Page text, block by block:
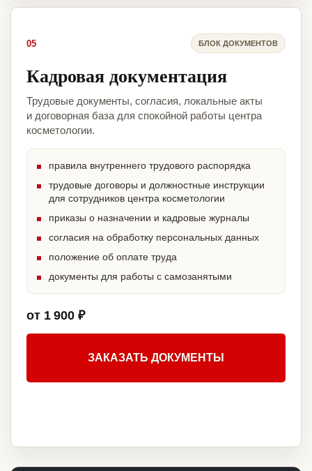
05 БЛОК ДОКУМЕНТОВ
Кадровая документация
Трудовые документы, согласия, локальные акты
и договорная база для спокойной работы центра
косметологии.
правила внутреннего трудового распорядка
трудовые договоры и должностные инструкции
для сотрудников центра косметологии
приказы о назначении и кадровые журналы
согласия на обработку персональных данных
положение об оплате труда
документы для работы с самозанятыми
от 1 900 ₽
ЗАКАЗАТЬ ДОКУМЕНТЫ